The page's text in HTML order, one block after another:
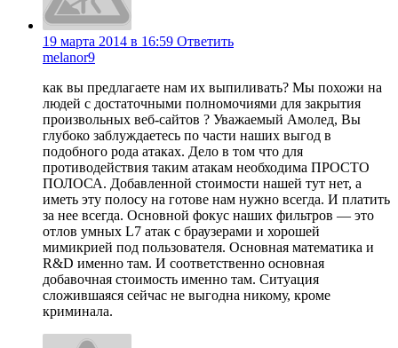
19 марта 2014 в 16:59 Ответить
melanor9
как вы предлагаете нам их выпиливать? Мы похожи нa
людей с достаточными полномочиями для закрытия
произвольных веб-сайтов ? Уважаемый Амолед, Вы
глубоко заблуждаетесь по части наших выгод в
подобного рода атаках. Дело в том что для
противодействия таким атакам необходима ПРОСТО
ПОЛОСА. Добавленной стоимости нашей тут нет, а
иметь эту полосу на готове нам нужно всегда. И платить
за нее всегда. Основной фокус наших фильтров — это
отлов умных L7 атак с браузерами и хорошей
мимикрией под пользователя. Основная математика и
R&D именно там. И соответственно основная
добавочная стоимость именно там. Ситуация
сложившаяся сейчас не выгодна никому, кроме
криминала.